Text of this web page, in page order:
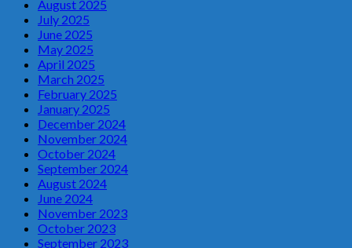
August 2025
July 2025
June 2025
May 2025
April 2025
March 2025
February 2025
January 2025
December 2024
November 2024
October 2024
September 2024
August 2024
June 2024
November 2023
October 2023
September 2023